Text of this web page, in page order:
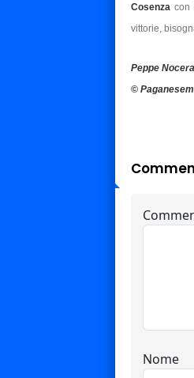
Cosenza con
vittorie,
Peppe Nocera
©